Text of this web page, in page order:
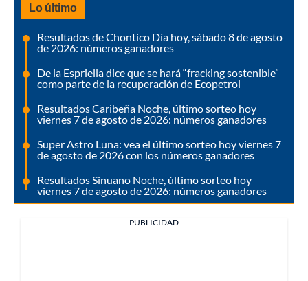
Lo último
Resultados de Chontico Día hoy, sábado 8 de agosto
de 2026: números ganadores
De la Espriella dice que se hará “fracking sostenible”
como parte de la recuperación de Ecopetrol
Resultados Caribeña Noche, último sorteo hoy
viernes 7 de agosto de 2026: números ganadores
Super Astro Luna: vea el último sorteo hoy viernes 7
de agosto de 2026 con los números ganadores
Resultados Sinuano Noche, último sorteo hoy
viernes 7 de agosto de 2026: números ganadores
PUBLICIDAD